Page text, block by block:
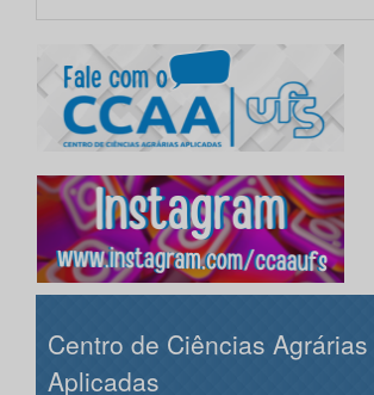
Centro de Ciências Agrárias
Aplicadas